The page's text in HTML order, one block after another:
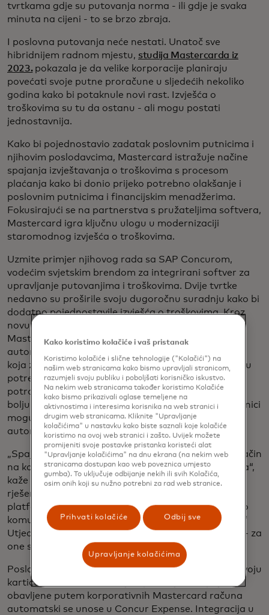
tvrtkama gdje su putovanja norma - ili gdje je svaka
minuta na cijeni - to se brzo zbraja.
I poslovna putovanja neće nestati. Unatoč sve
hibridnijem radnom mjestu, studija Mastercarda iz
2023.pokazala je da velike korporacije planiraju
povećati svoje putne proračune u sljedećih nekoliko
godina kako bi potaknule novi rast. Izvješća o
troškovima su tu da ostanu - ali mogu postati
jednostavnija.
Kako bi pojednostavio zadatak poslovnim putnicima i
njihovim poslodavcima, Mastercard istražuje načine
spajanja izvještavanja o troškovima s procesom
plaćanja kako bi donio prijeko potrebno olakšanje i
poslovnim putnicima i financijskim menadžerima.
Fokusirajući se na partnerstva s pružateljima softvera,
Mastercard igra ključnu ulogu u modernizaciji
staromodnog izvješća o troškovima.
Uzmite primjer njihovog rada sa SAP Concurom,
vodećim svjetskim brendom za integrirani softver za
upravljanje putovanjima i troškovima. Dvije tvrtke
nedavno su proširile svoju dugoročnu suradnju kako bi
dodatno pojednostavile izvješća o troškovima. Kroz
novu integraciju, kupnje obavljene korporativnim
Mastercard karticama mogu se evidentirati i
automatski popuniti na platformi Concur Expense,
koja zatim može odmah upozoriti zaposlenike ako su
potrebne dodatne informacije. S ovim podacima o
potrošnji u stvarnom vremenu, tvrtke mogu postići
bolju usklađenost s pravilima o troškovima, dok putnici
mogu uživati u poboljšanom iskustvu s
automatiziranim kreiranjem troškova.
„Spajanje softvera s plaćanjem radikalno mijenja način
na koji tvrtke razmišljaju o putovanjima i troškovima“,
kaže Chad Wallace, globalni voditelj komercijalnih
rješenja u Mastercardu. „Svjedočimo konvergenciji
platformi - gdje se sustavi koji prije nisu međusobno
komunicirali udružuju kako bi povećali učinkovitost.“
Utjecaj je transformativan na iskustvo zaposlenika - za
one s obje strane izvješća o troškovima.
Poslovni putnici sada mogu jednostavno umotati svoju
karticu ili dodirnuti uređaj za plaćanje, a kupnje
obavljene putem korporativnih Mastercard računa
automatski se unose u Concur Expense. Integracija u
Kako koristimo kolačiće i vaš pristanak
Koristimo kolačiće i slične tehnologije ("Kolačići") na
našim web stranicama kako bismo upravljali stranicom,
razumjeli svoju publiku i poboljšati korisničko iskustvo.
Na nekim web stranicama također koristimo Kolačiće
kako bismo prikazivali oglase temeljene na
aktivnostima i interesima korisnika na web stranici i
drugim web stranicama. Kliknite "Upravljanje
kolačićima" u nastavku kako biste saznali koje kolačiće
koristimo na ovoj web stranici i zašto. Uvijek možete
promijeniti svoje postavke pristanka koristeći alat
"Upravljanje kolačićima" na dnu ekrana (na nekim web
stranicama dostupan kao web poveznica umjesto
gumba). To uključuje odbijanje nekih ili svih Kolačića,
osim onih koji su nužno potrebni za rad web stranice.
Prihvati kolačiće Odbij sve
Upravljanje kolačićima